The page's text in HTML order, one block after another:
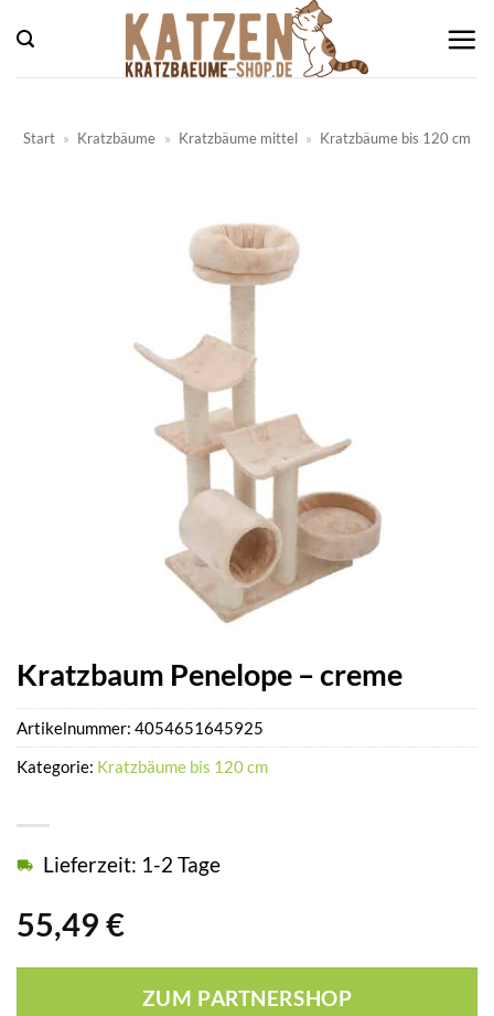
Inhalt
springen
Start » Kratzbäume » Kratzbäume mittel » Kratzbäume bis 120 cm
Kratzbaum Penelope – creme
55,49 €
Lieferzeit: 1-2 Tage
ZUM PARTNERSHOP
Artikelnummer: 4054651645925
Kategorie: Kratzbäume bis 120 cm